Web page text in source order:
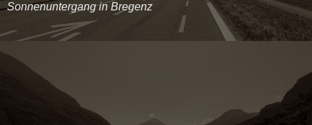
Sonnenuntergang in Bregenz